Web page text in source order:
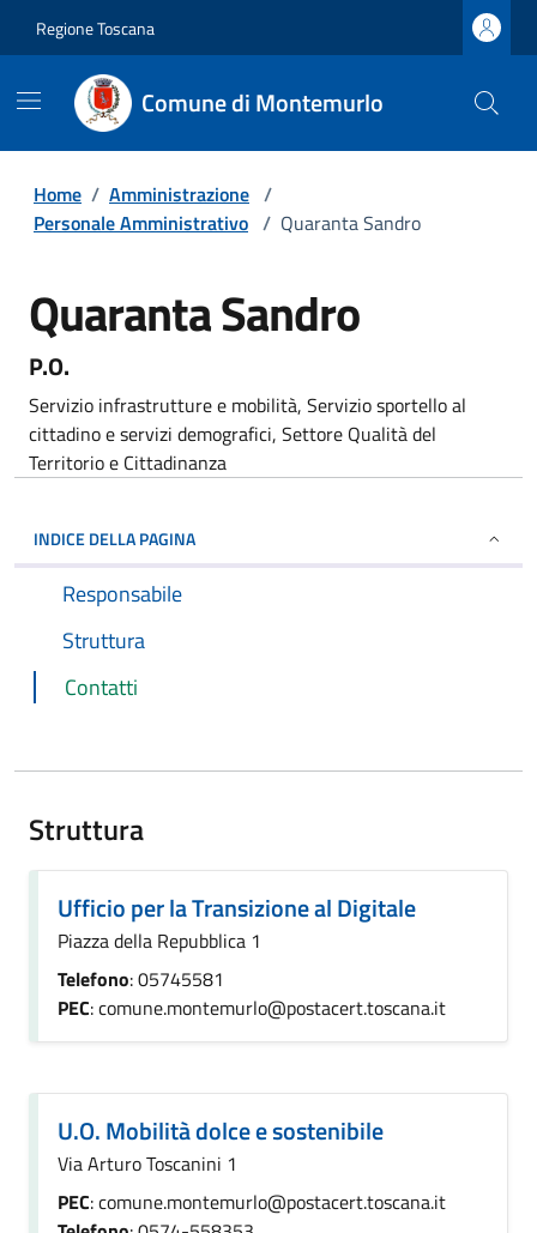
Regione Toscana
Comune di Montemurlo
Home / Amministrazione /
Personale Amministrativo / Quaranta Sandro
Quaranta Sandro
P.O.
Servizio infrastrutture e mobilità, Servizio sportello al
cittadino e servizi demografici, Settore Qualità del
Territorio e Cittadinanza
INDICE DELLA PAGINA
Responsabile
Struttura
Contatti
Struttura
Ufficio per la Transizione al Digitale
Piazza della Repubblica 1
Telefono: 05745581
PEC: comune.montemurlo@postacert.toscana.it
U.O. Mobilità dolce e sostenibile
Via Arturo Toscanini 1
PEC: comune.montemurlo@postacert.toscana.it